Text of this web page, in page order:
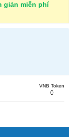
giản miễn phí
VNB Token
0